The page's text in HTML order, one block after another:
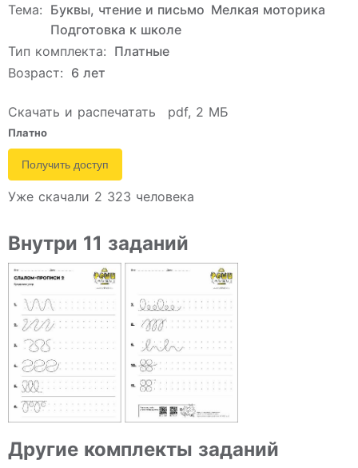
Тема: Буквы, чтение и письмо Мелкая моторика
Подготовка к школе
Тип комплекта: Платные
Возраст: 6 лет
Скачать и распечатать pdf, 2 МБ
Платно
Получить доступ
Уже скачали 2 323 человека
Внутри 11 заданий
Другие комплекты заданий